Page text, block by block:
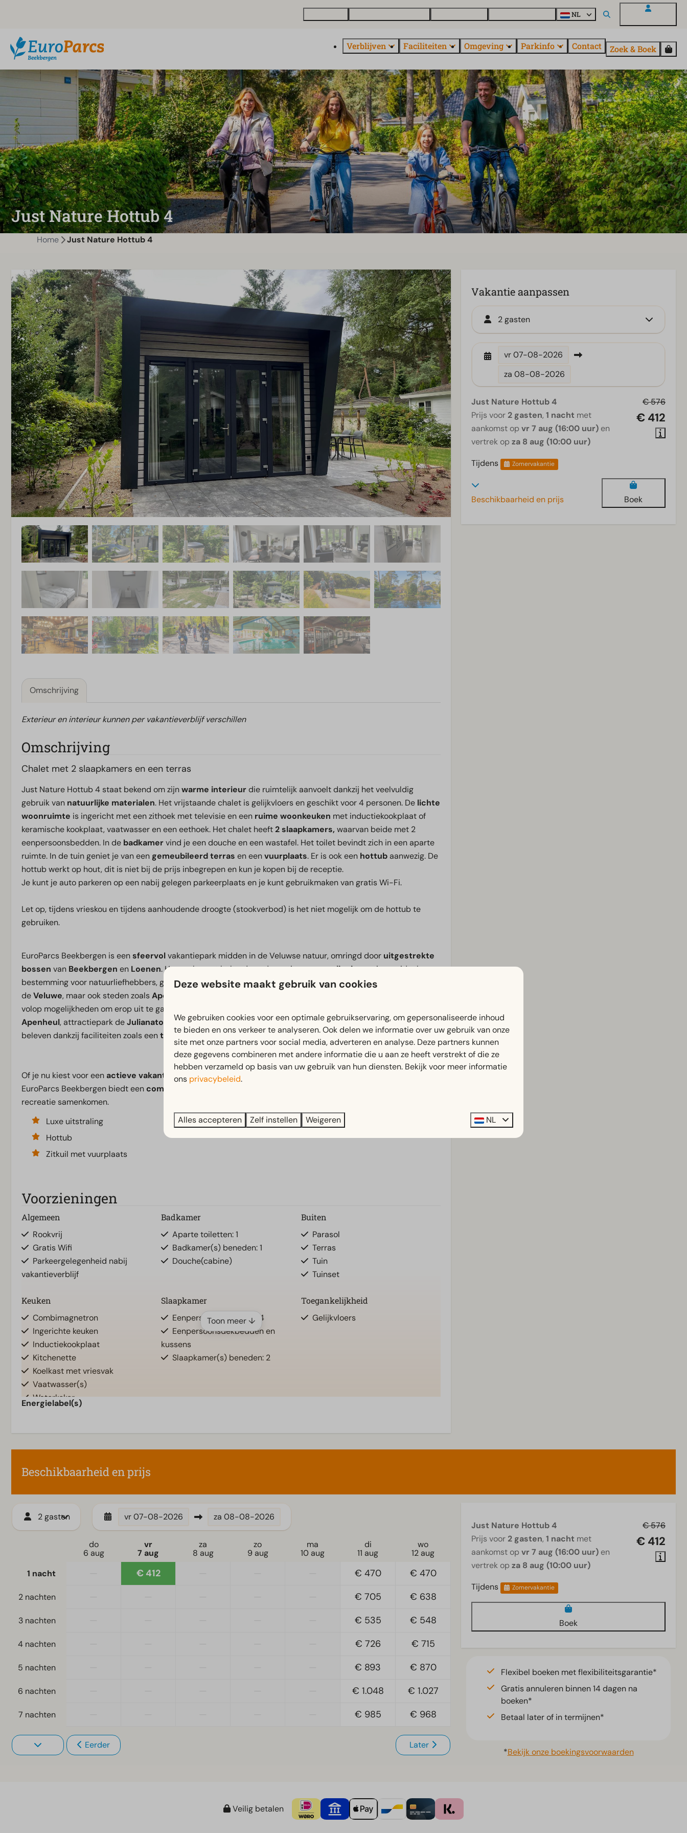
NL
Verblijven Faciliteiten Omgeving Parkinfo Contact Zoek & Boek
Just Nature Hottub 4
Home Just Nature Hottub 4
Omschrijving
Exterieur en interieur kunnen per vakantieverblijf verschillen
Omschrijving
Chalet met 2 slaapkamers en een terras
Just Nature Hottub 4 staat bekend om zijnwarme interieurdie ruimtelijk aanvoelt dankzij het veelvuldig
gebruik van natuurlijke materialen. Het vrijstaande chalet is gelijkvloers en geschikt voor 4 personen. De lichte
woonruimte is ingericht met een zithoek met televisie en een ruime woonkeuken met inductiekookplaat of
keramische kookplaat, vaatwasser en een eethoek. Het chalet heeft2 slaapkamers, waarvan beide met 2
eenpersoonsbedden. In de badkamervind je een douche en een wastafel. Het toilet bevindt zich in een aparte
ruimte. In de tuin geniet je van een gemeubileerd terras en eenvuurplaats. Er is ook een hottubaanwezig. De
hottub werkt op hout, dit is niet bij de prijs inbegrepen en kun je kopen bij de receptie.
Je kunt je auto parkeren op een nabij gelegen parkeerplaats en je kunt gebruikmaken van gratis Wi-Fi.
Let op, tijdens vrieskou en tijdens aanhoudende droogte (stookverbod) is het niet mogelijk om de hottub te
gebruiken.
EuroParcs Beekbergen is eensfeervolvakantiepark midden in de Veluwse natuur, omringd door uitgestrekte
bossen van Beekbergen en Loenen. Het park staat bekend om de rustige,groeneliggingen is een ideale
bestemming voor natuurliefhebbers, gezinnen en vrienden. Dankzij decentrale liggingzijn zowel de natuur van
deVeluwe, maar ook steden zoalsApeldoorn, Deventer
volop mogelijkheden om erop uit te gaan, denk aan
Apenheul, attractiepark deJulianatorenof hetOpenluchtmuseum. Ook op het park zelf is er genoeg te
beleven dankzij faciliteiten zoals eentennisbaan,restaurant,fitnessruimteenbinnenzwembad.
Of je nu kiest voor een actieve vakantie op de Veluwe of juist wilt
EuroParcs Beekbergen biedt eencomfortabele uitvalsbasis
recreatie samenkomen.
Luxe uitstraling
Hottub
Zitkuil met vuurplaats
Voorzieningen
Algemeen
Rookvrij
Gratis Wifi
Parkeergelegenheid nabij
vakantieverblijf
Badkamer
Aparte toiletten: 1
Badkamer(s) beneden: 1
Douche(cabine)
Buiten
Parasol
Terras
Tuin
Tuinset
Keuken
Combimagnetron
Ingerichte keuken
Inductiekookplaat
Kitchenette
Koelkast met vriesvak
Vaatwasser(s)
Waterkoker
Slaapkamer
Eenpersoonsbed(den): 4
Eenpersoonsdekbedden en
kussens
Slaapkamer(s) beneden: 2
Toegankelijkheid
Gelijkvloers
Toon meer ↓
Energielabel(s)
Vakantie aanpassen
2 gasten
vr07-08-2026
za 08-08-2026
€ 576
€ 412
Just Nature Hottub 4
Prijs voor 2 gasten, 1 nacht met
aankomst op vr 7 aug (16:00 uur) en
vertrek op za 8 aug (10:00 uur)
Tijdens
Zomervakantie
Beschikbaarheid en prijs Boek
Beschikbaarheid en prijs
2 gasten vr07-08-2026 za 08-08-2026
do
6 aug
vr
7 aug
za
8 aug
zo
9 aug
ma
10 aug
di
11 aug
wo
12 aug
1 nacht
€ 412 € 470 € 470
2 nachten € 705 € 638
3 nachten € 535 € 548
4 nachten € 726 € 715
5 nachten € 893 € 870
6 nachten € 1.048 € 1.027
7 nachten € 985 € 968
Eerder Later
€ 576
€ 412
Just Nature Hottub 4
Prijs voor 2 gasten, 1 nacht met
aankomst op vr 7 aug (16:00 uur) en
vertrek op za 8 aug (10:00 uur)
Tijdens
Zomervakantie
Boek
Flexibel boeken met flexibiliteitsgarantie*
Gratis annuleren binnen 14 dagen na
boeken*
Betaal later of in termijnen*
*Bekijk onze boekingsvoorwaarden
Veilig betalen
Deze website maakt gebruik van cookies
We gebruiken cookies voor een optimale gebruikservaring, om gepersonaliseerde inhoud
te bieden en ons verkeer te analyseren. Ook delen we informatie over uw gebruik van onze
site met onze partners voor social media, adverteren en analyse. Deze partners kunnen
deze gegevens combineren met andere informatie die u aan ze heeft verstrekt of die ze
hebben verzameld op basis van uw gebruik van hun diensten. Bekijk voor meer informatie
ons privacybeleid.
Alles accepteren Zelf instellen Weigeren NL